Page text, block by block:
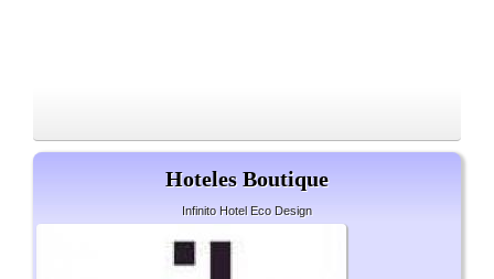
Hoteles Boutique
Infinito Hotel Eco Design